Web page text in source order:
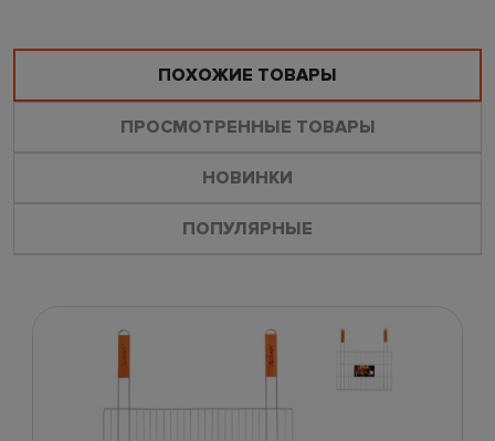
ПОХОЖИЕ ТОВАРЫ
ПРОСМОТРЕННЫЕ ТОВАРЫ
НОВИНКИ
ПОПУЛЯРНЫЕ